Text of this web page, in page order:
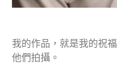
我的作品，就是我的祝
他們拍攝。